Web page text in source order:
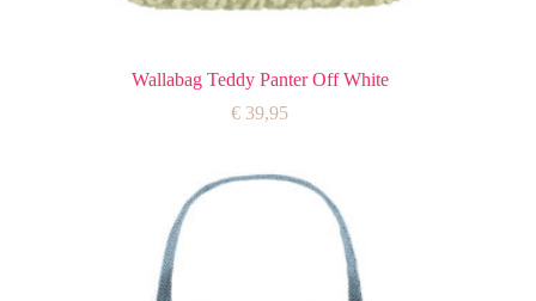
Wallabag Teddy Panter Off White
€ 39,95